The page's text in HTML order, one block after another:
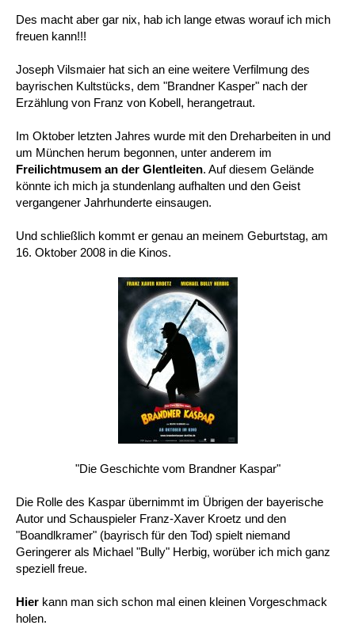
Des macht aber gar nix, hab ich lange etwas worauf ich mich
freuen kann!!!
Joseph Vilsmaier hat sich an eine weitere Verfilmung des
bayrischen Kultstücks, dem "Brandner Kasper" nach der
Erzählung von Franz von Kobell, herangetraut.
Im Oktober letzten Jahres wurde mit den Dreharbeiten in und
um München herum begonnen, unter anderem im
Freilichtmusem an der Glentleiten. Auf diesem Gelände
könnte ich mich ja stundenlang aufhalten und den Geist
vergangener Jahrhunderte einsaugen.
Und schließlich kommt er genau an meinem Geburtstag, am
16. Oktober 2008 in die Kinos.
"Die Geschichte vom Brandner Kaspar"
Die Rolle des Kaspar übernimmt im Übrigen der bayerische
Autor und Schauspieler Franz-Xaver Kroetz und den
"Boandlkramer" (bayrisch für den Tod) spielt niemand
Geringerer als Michael "Bully" Herbig, worüber ich mich ganz
speziell freue.
Hier kann man sich schon mal einen kleinen Vorgeschmack
holen.